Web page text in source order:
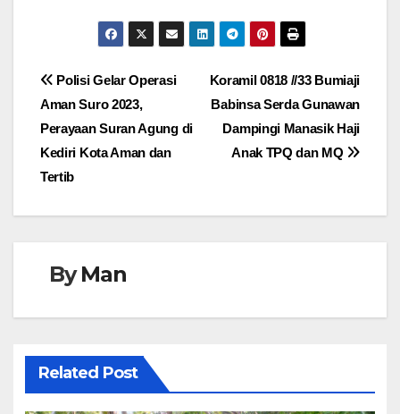
Navigasi
pos
Koramil 0818 //33 Bumiaji
Babinsa Serda Gunawan
Dampingi Manasik Haji
Anak TPQ dan MQ
Polisi Gelar Operasi
Aman Suro 2023,
Perayaan Suran Agung di
Kediri Kota Aman dan
Tertib
ByMan
Related Post